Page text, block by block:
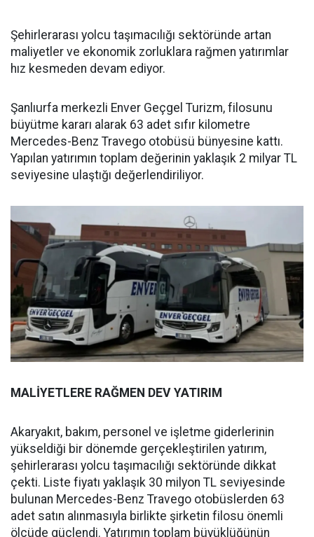
Şehirlerarası yolcu taşımacılığı sektöründe artan
maliyetler ve ekonomik zorluklara rağmen yatırımlar
hız kesmeden devam ediyor.
Şanlıurfa merkezli Enver Geçgel Turizm, filosunu
büyütme kararı alarak 63 adet sıfır kilometre
Mercedes-Benz Travego otobüsü bünyesine kattı.
Yapılan yatırımın toplam değerinin yaklaşık 2 milyar TL
seviyesine ulaştığı değerlendiriliyor.
MALİYETLERE RAĞMEN DEV YATIRIM
Akaryakıt, bakım, personel ve işletme giderlerinin
yükseldiği bir dönemde gerçekleştirilen yatırım,
şehirlerarası yolcu taşımacılığı sektöründe dikkat
çekti. Liste fiyatı yaklaşık 30 milyon TL seviyesinde
bulunan Mercedes-Benz Travego otobüslerden 63
adet satın alınmasıyla birlikte şirketin filosu önemli
ölçüde güçlendi. Yatırımın toplam büyüklüğünün